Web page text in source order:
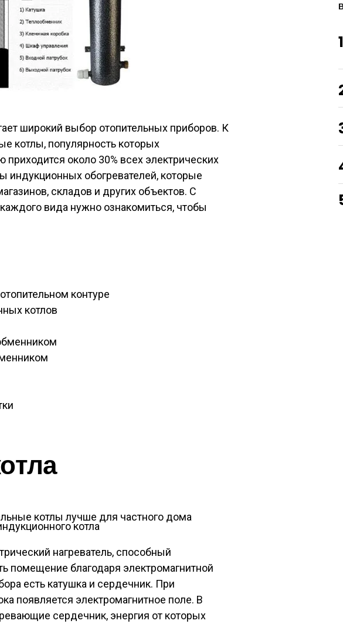
широкий выбор отопительных приборов. К
котлы, популярность которых
приходится около 30% всех электрических
индукционных обогревателей, которые
складов и других объектов. С
вида нужно ознакомиться, чтобы
контуре
котлов
котла
нагреватель, способный
помещение благодаря электромагнитной
есть катушка и сердечник. При
появляется электромагнитное поле. В
сердечник, энергия от которых